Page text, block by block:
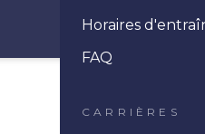
Horaires
FAQ
CARRIÈRES